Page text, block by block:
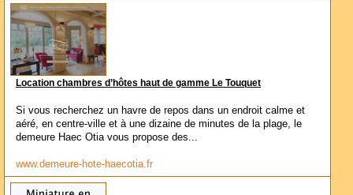
Location chambres d’hôtes haut de gamme Le Touquet
Si vous recherchez un havre de repos dans un endroit calme et
aéré, en centre-ville et à une dizaine de minutes de la plage, le
demeure Haec Otia vous propose des...
www.demeure-hote-haecotia.fr